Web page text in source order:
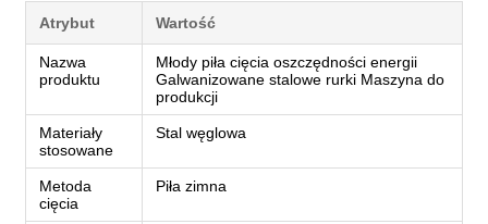
Atrybut Wartość
Nazwa
produktu
Młody piła cięcia oszczędności energii
Galwanizowane stalowe rurki Maszyna do
produkcji
Materiały
stosowane
Stal węglowa
Metoda
cięcia
Piła zimna